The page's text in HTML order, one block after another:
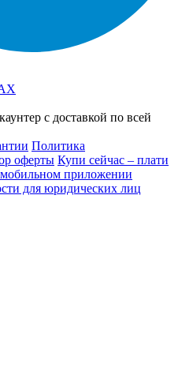
с доставкой по всей
Политика
оферты Купи сейчас – плати
мобильном приложении
для юридических лиц